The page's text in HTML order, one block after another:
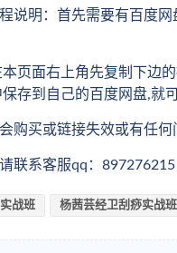
说明：首先需要有百度
页面右上角先复制下边
存到自己的百度网盘,就
购买或链接失效或有任何
联系客服qq：897276215
战班 杨茜芸经卫刮痧实战班